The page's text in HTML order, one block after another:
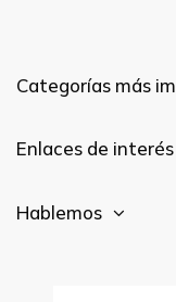
Categorías más
Enlaces de interés
Hablemos